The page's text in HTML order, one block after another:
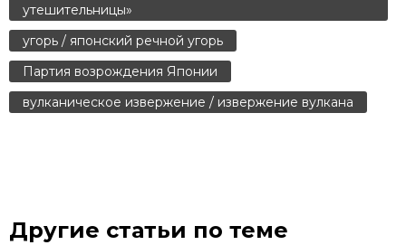
утешительницы»
угорь / японский речной угорь
Партия возрождения Японии
вулканическое извержение / извержение вулкана
Другие статьи по теме